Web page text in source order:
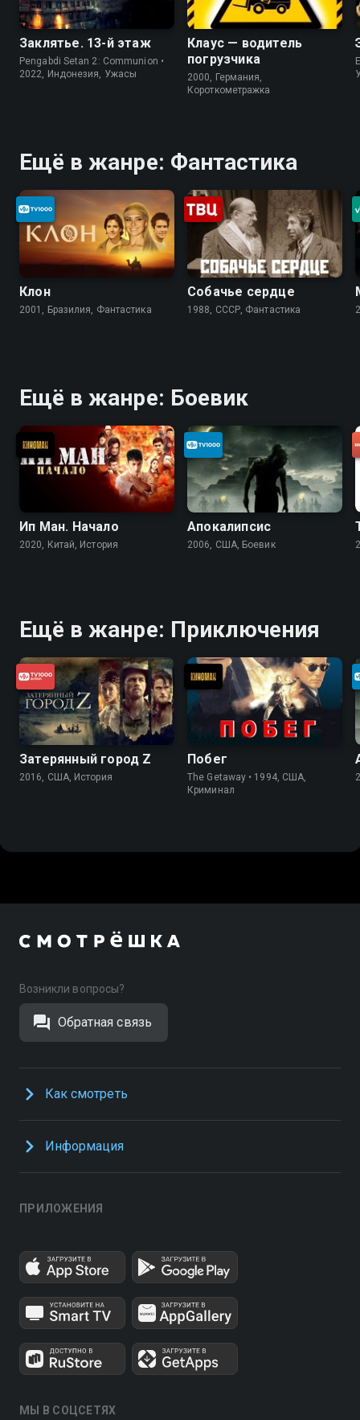
Заклятье. 13-й этаж
Pengabdi Setan 2: Communion •
2022, Индонезия, Ужасы
Клаус — водитель
погрузчика
2000, Германия,
Короткометражка
Ещё в жанре: Фантастика
Клон
2001, Бразилия, Фантастика
Собачье сердце
1988, СССР, Фантастика
Ещё в жанре: Боевик
Ип Ман. Начало
2020, Китай, История
Апокалипсис
2006, США, Боевик
Ещё в жанре: Приключения
Затерянный город Z
2016, США, История
Побег
The Getaway • 1994, США,
Криминал
Возникли вопросы?
Обратная связь
Как смотреть
Информация
ПРИЛОЖЕНИЯ
МЫ В СОЦСЕТЯХ